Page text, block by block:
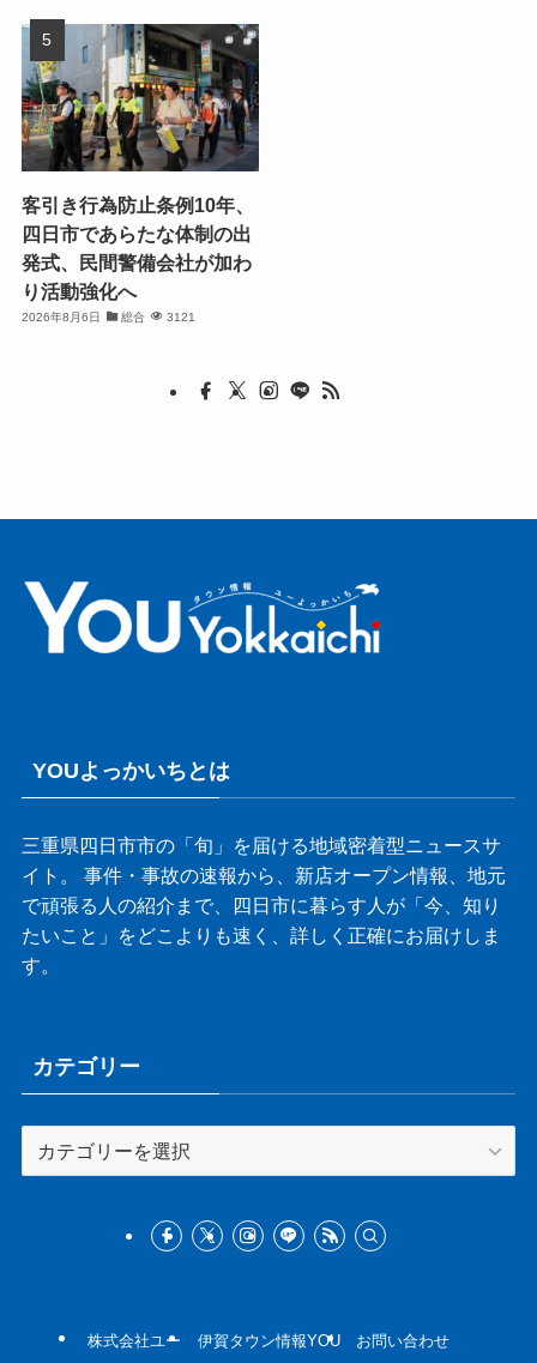
客引き行為防止条例10年、
四日市であらたな体制の出
発式、民間警備会社が加わ
り活動強化へ
2026年8月6日 総合 3121
YOUよっかいちとは
三重県四日市市の「旬」を届ける地域密着型ニュースサ
イト。 事件・事故の速報から、新店オープン情報、地元
で頑張る人の紹介まで、四日市に暮らす人が「今、知り
たいこと」をどこよりも速く、詳しく正確にお届けしま
す。
カテゴリー
テ
株式会社ユー 伊賀タウン情報YOU お問い合わせ